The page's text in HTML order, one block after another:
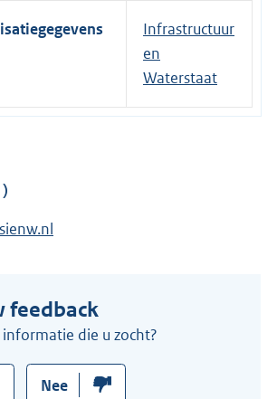
Infrastructuur
en
Waterstaat
feedback
die u zocht?
Nee